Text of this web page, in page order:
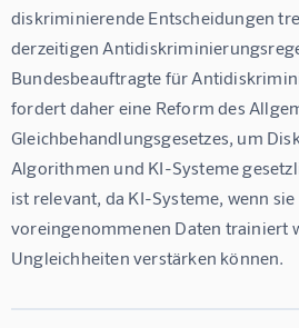
diskriminierende Entscheidungen
derzeitigen
Bundesbeauftragte für
fordert daher eine Reform des
Gleichbehandlungsgesetzes, um
Algorithmen und KI-Systeme
ist relevant, da KI-Systeme, wenn
voreingenommenen Daten trainiert
Ungleichheiten verstärken können.